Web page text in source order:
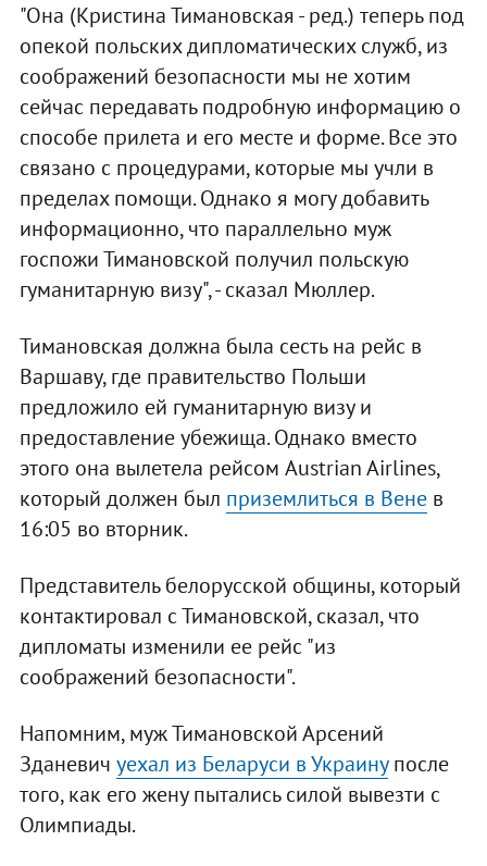
"Она (Кристина Тимановская - ред.) теперь под
опекой польских дипломатических служб, из
соображений безопасности мы не хотим
сейчас передавать подробную информацию о
способе прилета и его месте и форме. Все это
связано с процедурами, которые мы учли в
пределах помощи. Однако я могу добавить
информационно, что параллельно муж
госпожи Тимановской получил польскую
гуманитарную визу", - сказал Мюллер.
Тимановская должна была сесть на рейс в
Варшаву, где правительство Польши
предложило ей гуманитарную визу и
предоставление убежища. Однако вместо
этого она вылетела рейсом Austrian Airlines,
который должен был приземлиться в Венев
16:05 во вторник.
Представитель белорусской общины, который
контактировал с Тимановской, сказал, что
дипломаты изменили ее рейс "из
соображений безопасности".
Напомним, муж Тимановской Арсений
Зданевич уехал из Беларуси в Украинупосле
того, как его жену пытались силой вывезти с
Олимпиады.